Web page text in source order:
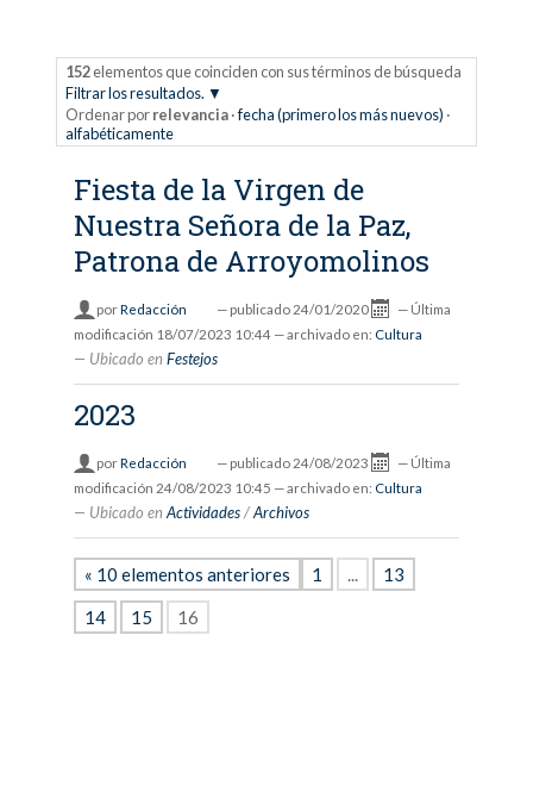
152elementos que coinciden con sus términos de búsqueda
Filtrar los resultados.
Ordenar por relevancia ·fecha (primero los más nuevos) ·
alfabéticamente
Fiesta de la Virgen de
Nuestra Señora de la Paz,
Patrona de Arroyomolinos
porRedacción — publicado 24/01/2020 — Última
modificación 18/07/2023 10:44 — archivado en: Cultura
Ubicado en Festejos
2023
porRedacción — publicado 24/08/2023 — Última
modificación 24/08/2023 10:45 — archivado en: Cultura
Ubicado en Actividades /Archivos
« 10 elementos anteriores 1 ...
13
14
15 16